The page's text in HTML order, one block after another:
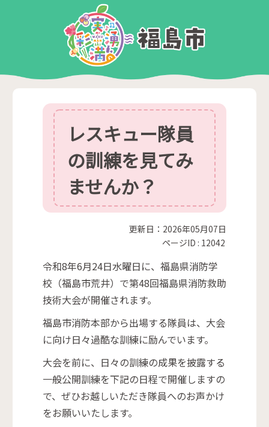
レスキュー隊員
の訓練を見てみ
ませんか？
更新日：2026年05月07日
ページID : 12042
令和8年6月24日水曜日に、福島県消防学
校（福島市荒井）で第48回福島県消防救助
技術大会が開催されます。
福島市消防本部から出場する隊員は、大会
に向け日々過酷な訓練に励んでいます。
大会を前に、日々の訓練の成果を披露する
一般公開訓練を下記の日程で開催しますの
で、ぜひお越しいただき隊員へのお声かけ
をお願いいたします。